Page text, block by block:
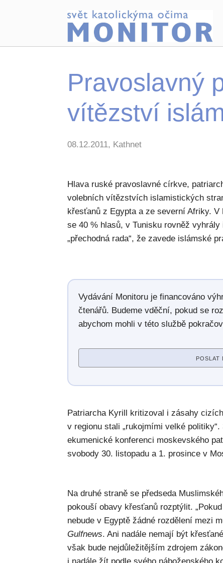
Pravoslavný
vítězství
08.12.2011, Kathnet
Hlava ruské pravoslavné církve,
volebních vítězstvích islamistických
křesťanů z Egypta a ze severní Afriky.
se 40 % hlasů, v Tunisku rovněž
„přechodná rada“, že zavede islámské
Vydávání Monitoru je financováno
čtenářů. Budeme vděční, pokud se
abychom mohli v této službě
POSLAT
Patriarcha Kyrill kritizoval i zásahy
v regionu stali „rukojmími velké
ekumenické konferenci moskevského
svobody 30. listopadu a 1. prosince v
Na druhé straně se předseda
pokouší obavy křesťanů rozptýlit.
nebude v Egyptě žádné rozdělení mezi
Gulfnews. Ani nadále nemají být
však bude nejdůležitějším zdrojem